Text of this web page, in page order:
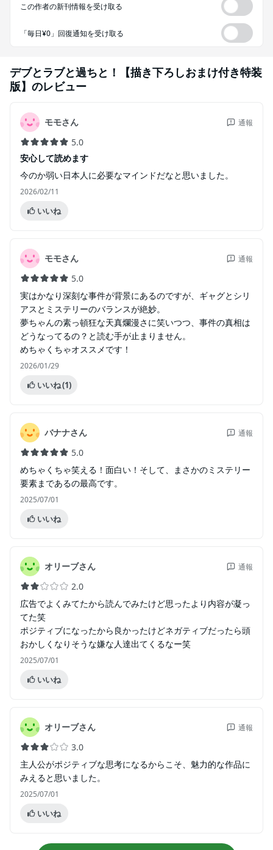
この作者の新刊情報を受け取る
「毎日¥0」回復通知を受け取る
デブとラブと過ちと！【描き下ろしおまけ付き特装
版】 のレビュー
モモさん 通報
5.0
安心して読めます
今のか弱い日本人に必要なマインドだなと思いました。
2026/02/11
いいね
モモさん 通報
5.0
実はかなり深刻な事件が背景にあるのですが、ギャグとシリ
アスとミステリーのバランスが絶妙。
夢ちゃんの素っ頓狂な天真爛漫さに笑いつつ、事件の真相は
どうなってるの？と読む手が止まりません。
めちゃくちゃオススメです！
2026/01/29
いいね(1)
バナナさん 通報
5.0
めちゃくちゃ笑える！面白い！そして、まさかのミステリー
要素まであるの最高です。
2025/07/01
いいね
オリーブさん 通報
2.0
広告でよくみてたから読んでみたけど思ったより内容が凝っ
てた笑
ポジティブになったから良かったけどネガティブだったら頭
おかしくなりそうな嫌な人達出てくるなー笑
2025/07/01
いいね
オリーブさん 通報
3.0
主人公がポジティブな思考になるからこそ、魅力的な作品に
みえると思いました。
2025/07/01
いいね